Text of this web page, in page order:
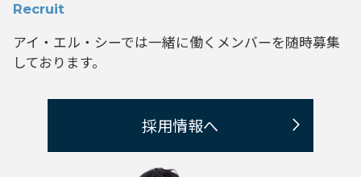
Recruit
アイ・エル・シーでは一緒に働くメンバーを随時募集
しております。
採用情報へ